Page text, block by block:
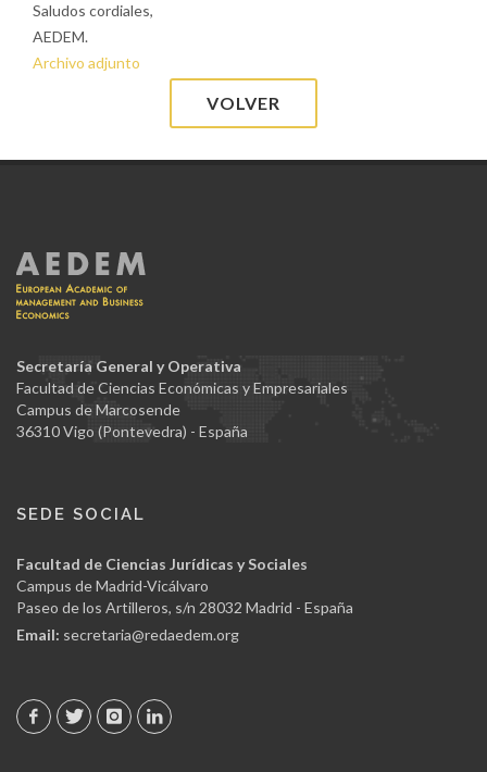
Saludos cordiales,
AEDEM.
Archivo adjunto
VOLVER
Secretaría General y Operativa
Facultad de Ciencias Económicas y Empresariales
Campus de Marcosende
36310 Vigo (Pontevedra) - España
SEDE SOCIAL
Facultad de Ciencias Jurídicas y Sociales
Campus de Madrid-Vicálvaro
Paseo de los Artilleros, s/n 28032 Madrid - España
Email: secretaria@redaedem.org